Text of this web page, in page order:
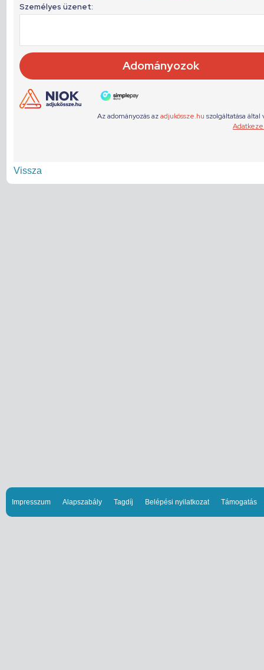
Vissza
Impresszum Alapszabály Tagdíj Belépési nyilatkozat Támogatás